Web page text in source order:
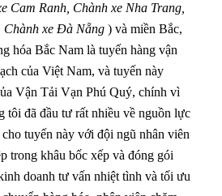
Cam Ranh, Chành xe Nha Trang,
Chành xe Đà Nẵng ) và miền Bắc,
hóa Bắc Nam là tuyến hàng vận
của Việt Nam, và tuyến này
Vận Tải Vạn Phú Quý, chính vì
tôi đã đầu tư rất nhiều về nguồn lực
tuyến này với đội ngũ nhân viên
trong khâu bốc xếp và đóng gói
doanh tư vấn nhiệt tình và tối ưu